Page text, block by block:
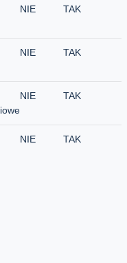
NIE TAK
NIE TAK
NIE TAK
NIE TAK